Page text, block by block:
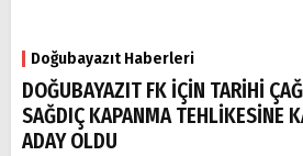
Doğubayazıt Haberleri
DOĞUBAYAZIT FK İÇİN TARİHİ
SAĞDIÇ KAPANMA TEHLİKESİNE
ADAY OLDU